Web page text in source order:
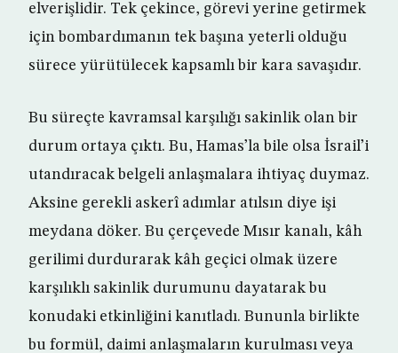
elverişlidir. Tek çekince, görevi yerine getirmek
için bombardımanın tek başına yeterli olduğu
sürece yürütülecek kapsamlı bir kara savaşıdır.
Bu süreçte kavramsal karşılığı sakinlik olan bir
durum ortaya çıktı. Bu, Hamas’la bile olsa İsrail’i
utandıracak belgeli anlaşmalara ihtiyaç duymaz.
Aksine gerekli askerî adımlar atılsın diye işi
meydana döker. Bu çerçevede Mısır kanalı, kâh
gerilimi durdurarak kâh geçici olmak üzere
karşılıklı sakinlik durumunu dayatarak bu
konudaki etkinliğini kanıtladı. Bununla birlikte
bu formül, daimi anlaşmaların kurulması veya